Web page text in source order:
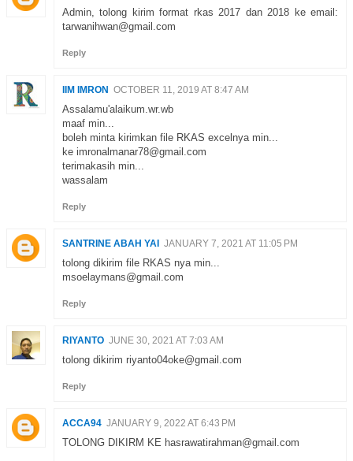
Admin, tolong kirim format rkas 2017 dan 2018 ke email:
tarwanihwan@gmail.com
Reply
IIM IMRON OCTOBER 11, 2019 AT 8:47 AM
Assalamu'alaikum.wr.wb
maaf min...
boleh minta kirimkan file RKAS excelnya min...
ke imronalmanar78@gmail.com
terimakasih min...
wassalam
Reply
SANTRINE ABAH YAI JANUARY 7, 2021 AT 11:05 PM
tolong dikirim file RKAS nya min...
msoelaymans@gmail.com
Reply
RIYANTO JUNE 30, 2021 AT 7:03 AM
tolong dikirim riyanto04oke@gmail.com
Reply
ACCA94 JANUARY 9, 2022 AT 6:43 PM
TOLONG DIKIRM KE hasrawatirahman@gmail.com